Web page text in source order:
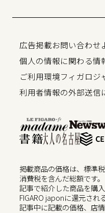
広告掲載お問い合わせ
個人の情報に関わる情
ご利用環境フィガロジ
利用者情報の外部送信
掲載商品の価格は、標準
消費税を含んだ総額です。
記事で紹介した商品を購
FIGARO japonに還元され
記事中に記載の価格、店